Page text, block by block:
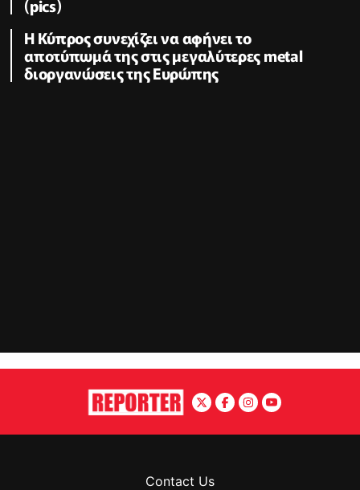
(pics)
Η Κύπρος συνεχίζει να αφήνει το
αποτύπωμά της στις μεγαλύτερες metal
διοργανώσεις της Ευρώπης
Contact Us